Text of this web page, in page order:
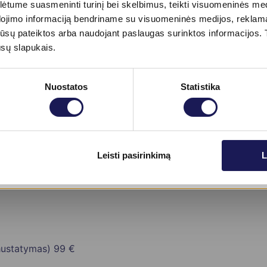
suasmeninti turinį bei skelbimus, teikti visuomeninės
informaciją bendriname su visuomeninės medijos,
pateiktos arba naudojant paslaugas surinktos informacijos.
slapukais.
Nuostatos Statistika
Leisti pasirinkimą
40 €
99 €